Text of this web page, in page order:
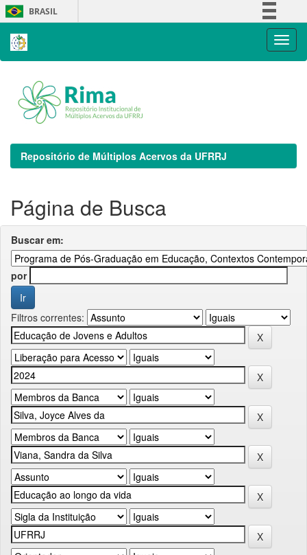
Skip
navigation
BRASIL
Repositório de Múltiplos Acervos da UFRRJ
Página de Busca
Buscar em:
por
Filtros correntes: